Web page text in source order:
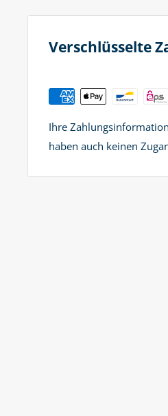
Verschlüsselte
Ihre
haben auch keinen